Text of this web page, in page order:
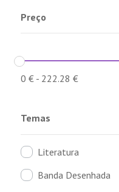
Preço
0 €- 222.28 €
Temas
Literatura
Banda Desenhada